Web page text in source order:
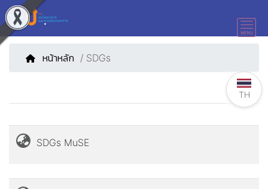
หน้าหลัก / SDGs
SDGs MuSE
TH